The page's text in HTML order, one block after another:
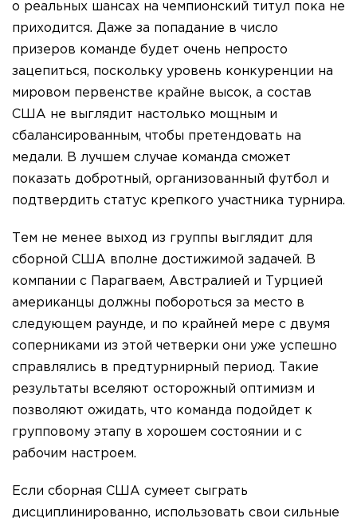
о реальных шансах на чемпионский титул пока не
приходится. Даже за попадание в число
призеров команде будет очень непросто
зацепиться, поскольку уровень конкуренции на
мировом первенстве крайне высок, а состав
США не выглядит настолько мощным и
сбалансированным, чтобы претендовать на
медали. В лучшем случае команда сможет
показать добротный, организованный футбол и
подтвердить статус крепкого участника турнира.
Тем не менее выход из группы выглядит для
сборной США вполне достижимой задачей. В
компании с Парагваем, Австралией и Турцией
американцы должны побороться за место в
следующем раунде, и по крайней мере с двумя
соперниками из этой четверки они уже успешно
справлялись в предтурнирный период. Такие
результаты вселяют осторожный оптимизм и
позволяют ожидать, что команда подойдет к
групповому этапу в хорошем состоянии и с
рабочим настроем.
Если сборная США сумеет сыграть
дисциплинированно, использовать свои сильные